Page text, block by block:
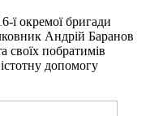
ї окремої бригади
Андрій Баранов
своїх побратимів
допомогу